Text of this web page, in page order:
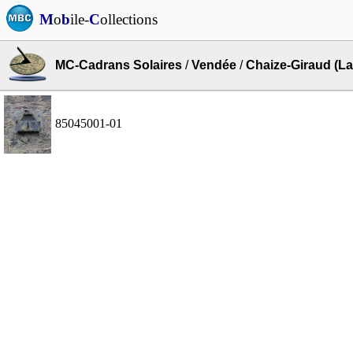
Mobile-Collections
MC-Cadrans Solaires /Vendée /Chaize-Giraud
85045001-01